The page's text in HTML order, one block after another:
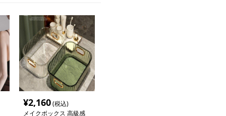
¥2,160(税込)
メイクボックス 高級感